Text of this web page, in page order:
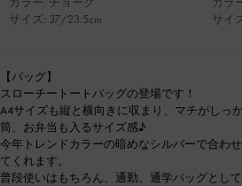
サイズ: 37/23.5cm
サイ
【バッグ】
スローチートートバッグの登場です！
A4サイズも縦と横向きに収まり、マチがしっ
筒、お弁当も入るサイズ感♪
今年トレンドカラーの暗めなシルバーで合わ
てくれます。
普段使いはもちろん、通勤、通学バッグとし